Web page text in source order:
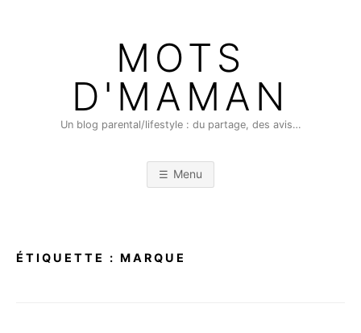
MOTS
D'MAMAN
Un blog parental/lifestyle : du partage, des avis…
Menu
ÉTIQUETTE : MARQUE